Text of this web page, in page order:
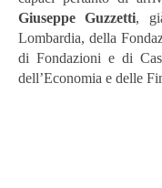
Giuseppe Guzzetti,
Lombardia, della
di Fondazioni e di
dell’Economia e delle